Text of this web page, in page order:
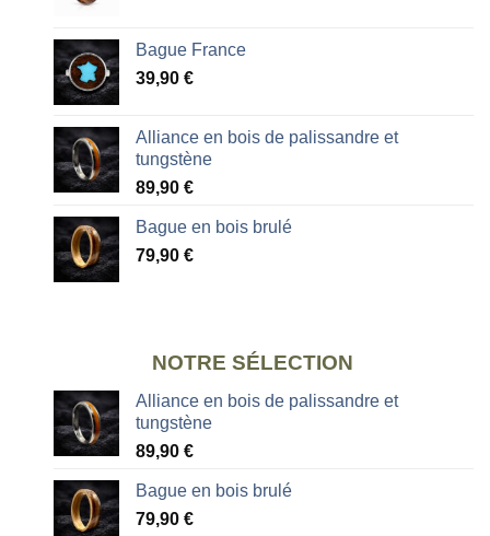
Bague France
39,90 €
Alliance en bois de palissandre et
tungstène
89,90 €
Bague en bois brulé
79,90 €
NOTRE SÉLECTION
Alliance en bois de palissandre et
tungstène
89,90 €
Bague en bois brulé
79,90 €